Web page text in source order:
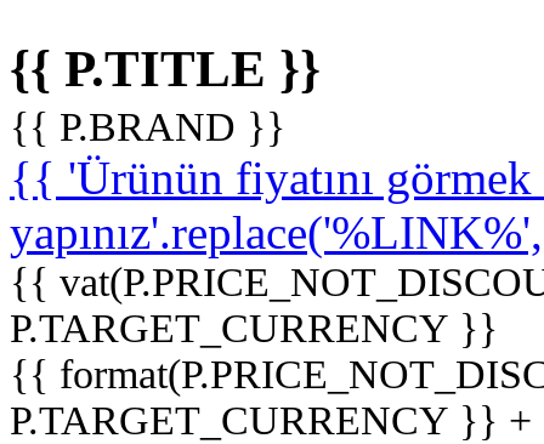
{{ P.TITLE }}
{{ P.BRAND }}
{{ 'Ürünün fiyatını
{{
P.TARGET_CURRENCY }}
{{
P.TARGET_CURRENCY }}